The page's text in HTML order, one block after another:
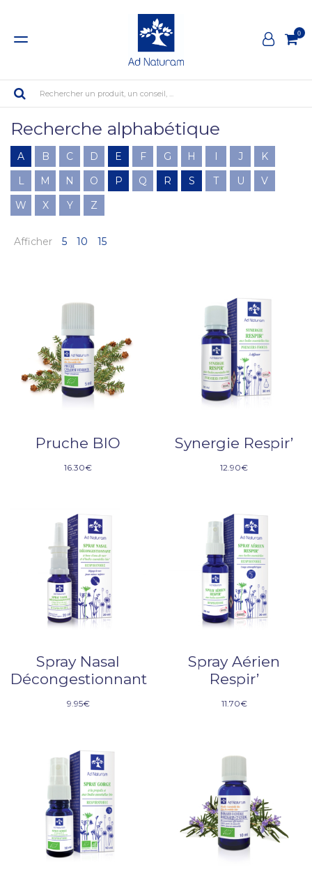
0
Rechercher un produit, un conseil, ...
Recherche alphabétique
A B C D E F G H I J
K
L
M N O P Q R S T U
V
W
X Y Z
Afficher 5 10 15
Pruche BIO
16.30€
Synergie Respir’
12.90€
Spray Nasal
Décongestionnant
9.95€
Spray Aérien
Respir’
11.70€